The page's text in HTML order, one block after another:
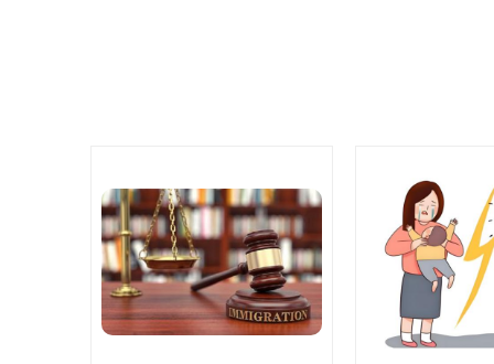
础费用• 特殊样本：指甲、牙刷等，收费
可能多300-500元�� 附加服务• 加急处
理：正常办理亲子鉴定一般5-7个工作日
出具鉴定结果报告，加急较快当天出结
果，需要额外支付相应费用• 上门采样：
视上门地区的距离远近，收费可能多300-
800元三、2025年三大亲子鉴定价格陷阱